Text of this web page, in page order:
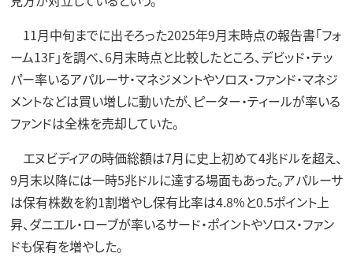
11月中旬までに出そろった2025年9月末時点の報告書「フォ
ーム13F」を調べ、6月末時点と比較したところ、デビッド・テッ
パー率いるアパルーサ・マネジメントやソロス・ファンド・マネジ
メントなどは買い増しに動いたが、ピーター・ティールが率いる
ファンドは全株を売却していた。
エヌビディアの時価総額は7月に史上初めて4兆ドルを超え、
9月末以降には一時5兆ドルに達する場面もあった。アパルーサ
は保有株数を約1割増やし保有比率は4.8%と0.5ポイント上
昇、ダニエル・ローブが率いるサード・ポイントやソロス・ファン
ドも保有を増やした。